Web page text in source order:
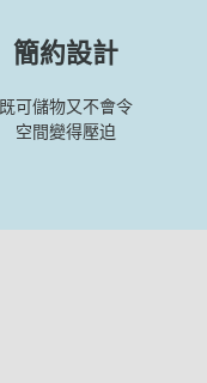
簡約設計
既可儲物又不會令
空間變得壓迫